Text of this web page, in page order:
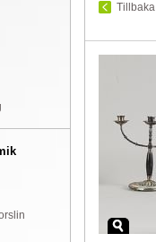
Tillbaka